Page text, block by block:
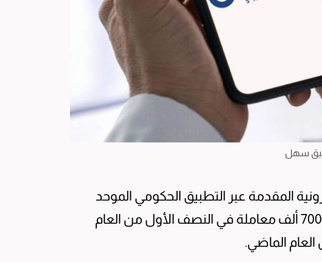
سهل
المقدمة عبر التطبيق الحكومي الموحد
للخدمات الإلكترونية «سهل»، تجاوز مليوناً و700 ألف معاملة في النصف الأول من العام